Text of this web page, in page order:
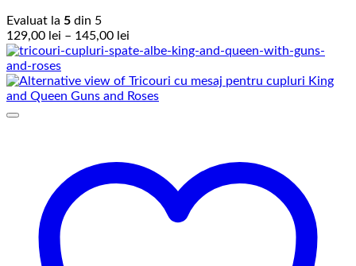
Evaluat la 5 din 5
129,00 lei – 145,00 lei
de
129,00 lei
până